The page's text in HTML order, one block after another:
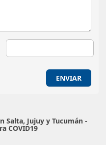
ENVIAR
Salta, Jujuy y Tucumán -
COVID19